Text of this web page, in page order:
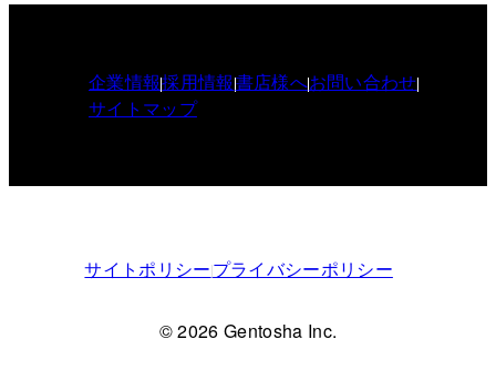
企業情報採用情報書店様へお問い合わせ
サイトマップ
サイトポリシープライバシーポリシー
© 2026 Gentosha Inc.